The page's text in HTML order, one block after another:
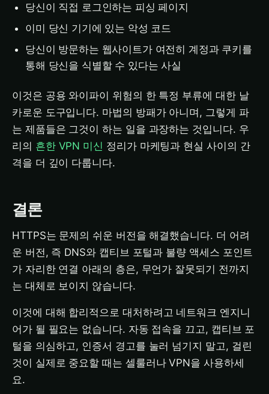
당신이 직접 로그인하는 피싱 페이지
이미 당신 기기에 있는 악성 코드
당신이 방문하는 웹사이트가 여전히 계정과 쿠키를
통해 당신을 식별할 수 있다는 사실
이것은 공용 와이파이 위험의 한 특정 부류에 대한 날
카로운 도구입니다. 마법의 방패가 아니며, 그렇게 파
는 제품들은 그것이 하는 일을 과장하는 것입니다. 우
리의 흔한 VPN 미신 정리가 마케팅과 현실 사이의 간
격을 더 깊이 다룹니다.
결론
HTTPS는 문제의 쉬운 버전을 해결했습니다. 더 어려
운 버전, 즉 DNS와 캡티브 포털과 불량 액세스 포인트
가 자리한 연결 아래의 층은, 무언가 잘못되기 전까지
는 대체로 보이지 않습니다.
이것에 대해 합리적으로 대처하려고 네트워크 엔지니
어가 될 필요는 없습니다. 자동 접속을 끄고, 캡티브 포
털을 의심하고, 인증서 경고를 눌러 넘기지 말고, 걸린
것이 실제로 중요할 때는 셀룰러나 VPN을 사용하세
요.